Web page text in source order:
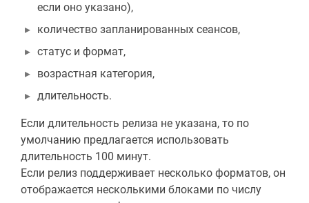
если оно указано),
количество запланированных сеансов,
статус и формат,
возрастная категория,
длительность.
Если длительность релиза не указана, то по
умолчанию предлагается использовать
длительность 100 минут.
Если релиз поддерживает несколько форматов, он
отображается несколькими блоками по числу